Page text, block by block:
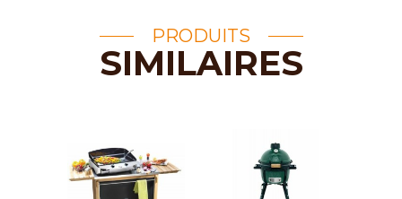
PRODUITS
SIMILAIRES